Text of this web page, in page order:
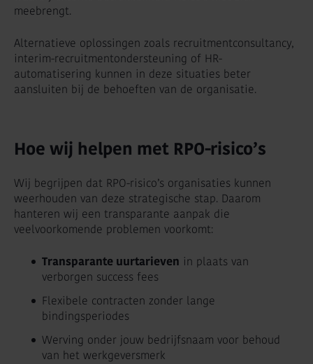
meebrengt.
Alternatieve oplossingen zoals recruitmentconsultancy,
interim-recruitmentondersteuning of HR-
automatisering kunnen in deze situaties beter
aansluiten bij de behoeften van de organisatie.
Hoe wij helpen met RPO-risico’s
Wij begrijpen dat RPO-risico’s organisaties kunnen
weerhouden van deze strategische stap. Daarom
hanteren wij een transparante aanpak die
veelvoorkomende problemen voorkomt:
Transparante uurtarieven in plaats van
verborgen success fees
Flexibele contracten zonder lange
bindingsperiodes
Werving onder jouw bedrijfsnaam voor behoud
van het werkgeversmerk